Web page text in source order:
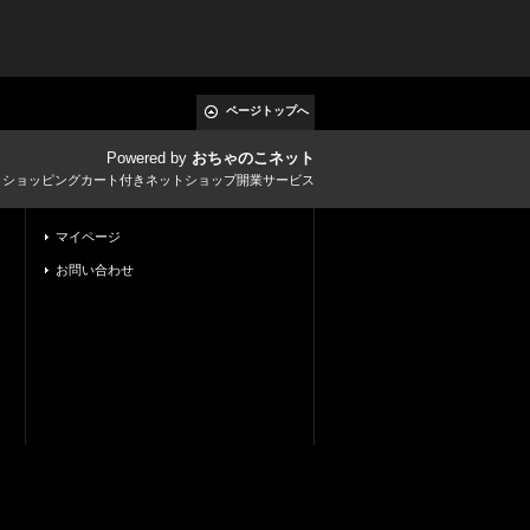
ページトップへ
Powered by おちゃのこネット
ョッピングカート付きネットショップ開業サービス
マイページ
お問い合わせ